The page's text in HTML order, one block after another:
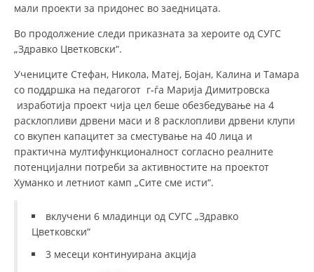
ПОСТЕРИ
ПРЕЗЕНТАЦИИ
мали проекти за придонес во заедницата.
Во продолжение следи приказната за хероите од СУГС
„Здравко Цветковски“.
Учениците Стефан, Никола, Матеј, Бојан, Калина и Тамара
со поддршка на педагогот г-ѓа Марија Димитровска
изработија проект чија цел беше обезбедување на 4
расклопливи дрвени маси и 8 расклопливи дрвени клупи
со вкупен капацитет за сместување на 40 лица и
практична мултифункционалност согласно реалните
потенцијални потреби за активностите на проектот
Хуманко и летниот камп „Сите сме исти“.
вклучени 6 младинци од СУГС „Здравко
Цветковски“
3 месеци континуирана акција